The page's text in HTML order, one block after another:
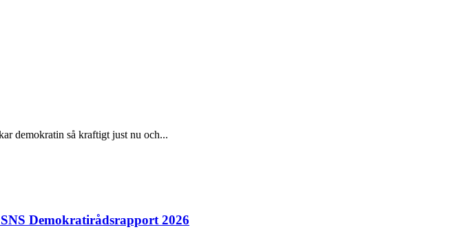
demokratin så kraftigt just nu och...
Demokratirådsrapport 2026